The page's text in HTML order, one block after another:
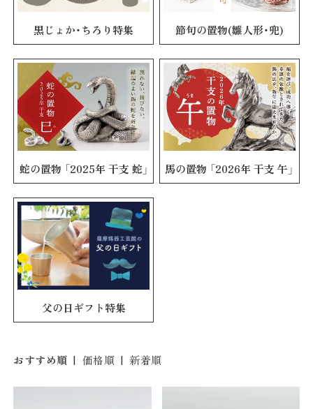
黒じょか・ちろり特集 節句の置物(雛人形・兜)
蛇の置物 「2025年 干支 蛇」 馬の置物 「2026年 干支 午」
父の日ギフト特集
おすすめ順 | 価格順 | 新着順